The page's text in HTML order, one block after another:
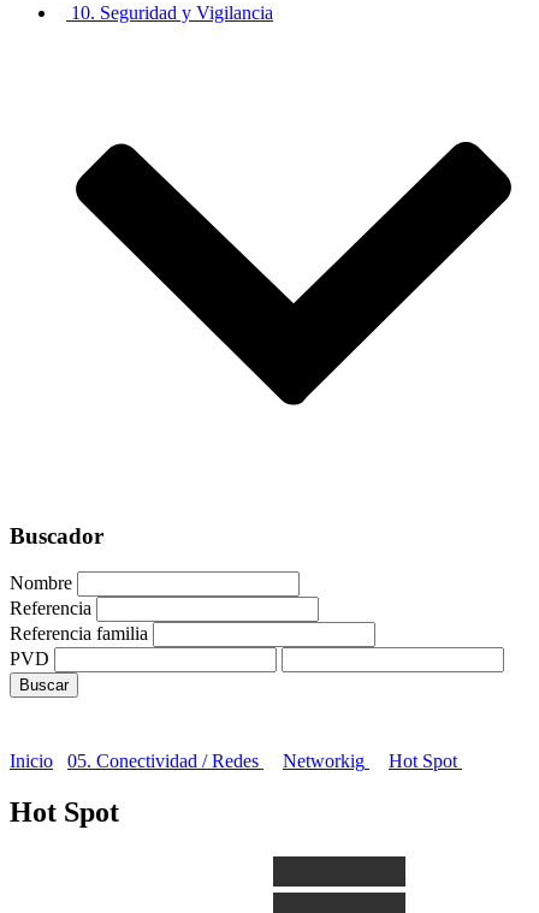
10. Seguridad y Vigilancia
Buscador
Nombre
Referencia
Referencia familia
PVD
Inicio 05. Conectividad / Redes Networkig Hot Spot
Hot Spot